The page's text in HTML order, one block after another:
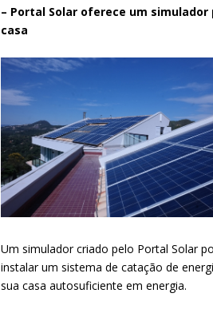
– Portal Solar oferece um
casa
Um simulador criado pelo Portal Solar
instalar um sistema de catação de
sua casa autosuficiente em energia.